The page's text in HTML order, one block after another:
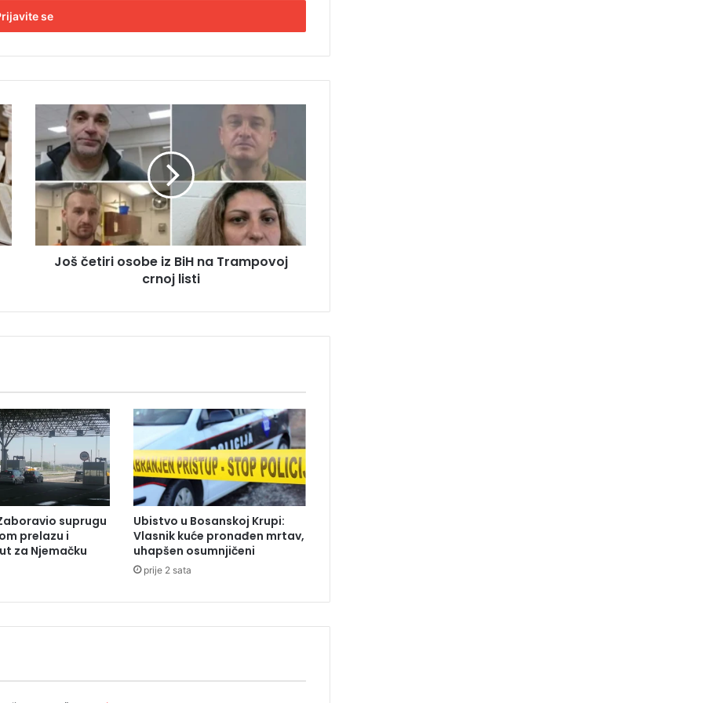
š
č
e
t
i
i
b
i
H
n
T
r
m
p
o
v
c
Još četiri osobe iz BiH na Trampovoj
crnoj listi
suprugu
prelazu i
za Njemačku
Ubistvo u Bosanskoj Krupi:
Vlasnik kuće pronađen mrtav,
uhapšen osumnjičeni
prije 2 sata